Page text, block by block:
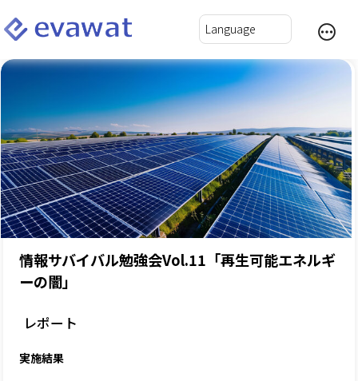
情報サバイバル勉強会Vol.11「再生可能エネルギ
ーの闇」
レポート
実施結果